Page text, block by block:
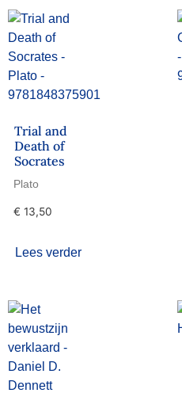
Trial and
Death of
Socrates
Plato
€ 13,50
Lees verder